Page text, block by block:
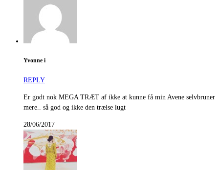
Yvonne i
REPLY
Er godt nok MEGA TRÆT af ikke at kunne få min Avene selvbruner
mere.. så god og ikke den trælse lugt
28/06/2017